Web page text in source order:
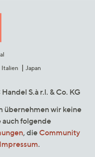
Italien Japan
S.à r.l. & Co. KG
übernehmen wir keine
folgende
, die Community
Impressum.